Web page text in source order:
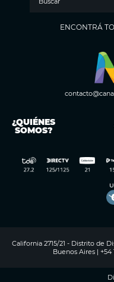
ENCONTRÁ
¿QUIÉNES
SOMOS?
California 2715/21 - Distrito de
Buenos Aires | +54